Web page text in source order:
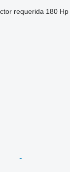
requerida 180 Hp